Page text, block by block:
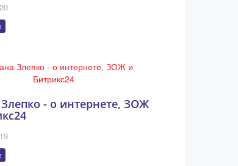
- о интернете, ЗОЖ